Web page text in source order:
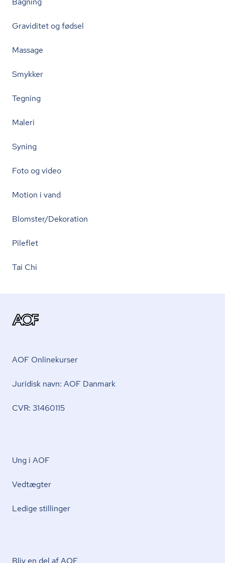
Graviditet og fødsel
Massage
Smykker
Tegning
Maleri
Syning
Foto og video
Motion i vand
Blomster/Dekoration
Pileflet
Tai Chi
AOF Onlinekurser
Juridisk navn: AOF Danmark
CVR: 31460115
Ung i AOF
Vedtægter
Ledige stillinger
Bliv en del af AOF